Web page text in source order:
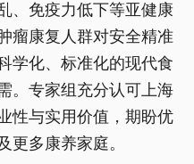
、免疫力低下等亚健康
瘤康复人群对安全精准
学化、标准化的现代食
。专家组充分认可上海
性与实用价值，期盼优
更多康养家庭。